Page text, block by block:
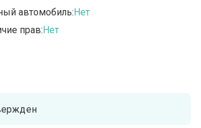
автомобиль:Нет
прав:Нет